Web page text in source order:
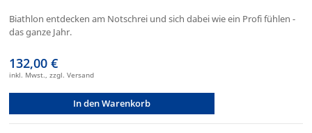
Biathlon entdecken am Notschrei und sich dabei wie ein Profi fühlen -
das ganze Jahr.
132,00 €
inkl. Mwst., zzgl. Versand
In den Warenkorb